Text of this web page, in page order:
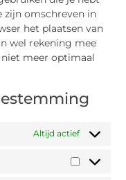
zijn omschreven in
het plaatsen van
wel rekening mee
meer optimaal
Altijd actief